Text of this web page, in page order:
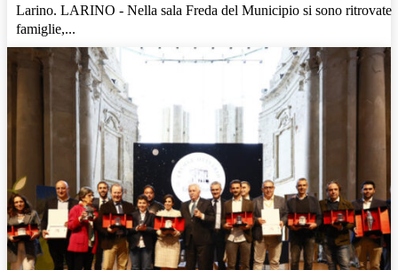
Larino. LARINO - Nella sala Freda del Municipio si sono ritrovate
famiglie,...